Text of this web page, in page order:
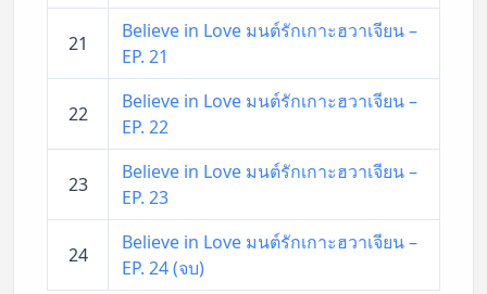
21
Believe in Love มนต์รักเกาะฮวาเจียน –
EP. 21
22
Believe in Love มนต์รักเกาะฮวาเจียน –
EP. 22
23
Believe in Love มนต์รักเกาะฮวาเจียน –
EP. 23
24
Believe in Love มนต์รักเกาะฮวาเจียน –
EP. 24 (จบ)